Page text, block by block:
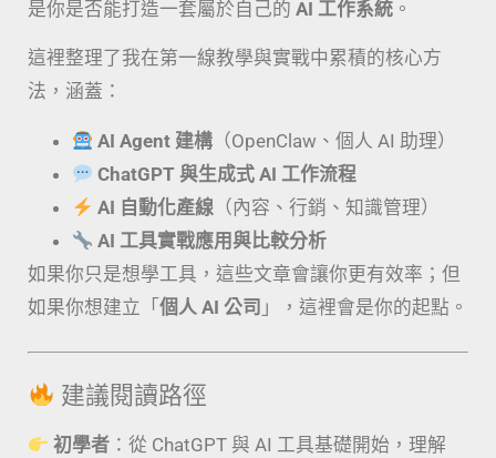
是你是否能打造一套屬於自己的 AI 工作系統 。
這裡整理了我在第一線教學與實戰中累積的核心方
法，涵蓋：
AI Agent 建構 （OpenClaw、個人 AI 助理）
ChatGPT 與生成式 AI 工作流程
AI 自動化產線 （內容、行銷、知識管理）
AI 工具實戰應用與比較分析
如果你只是想學工具，這些文章會讓你更有效率；但
如果你想建立「 個人 AI 公司 」，這裡會是你的起點。
建議閱讀路徑
初學者 ：從 ChatGPT 與 AI 工具基礎開始，理解